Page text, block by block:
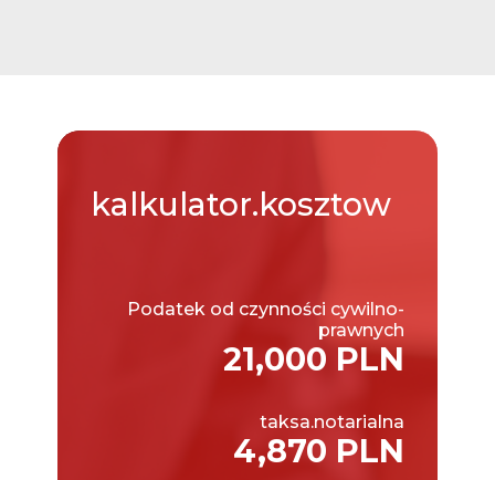
kalkulator.kosztow
Podatek od czynności cywilno-
prawnych
21,000 PLN
taksa.notarialna
4,870 PLN